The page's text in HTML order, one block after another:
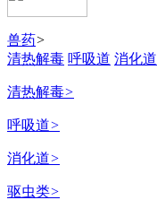
兽药>
清热解毒 呼吸道 消化道
清热解毒>
呼吸道>
消化道>
驱虫类>